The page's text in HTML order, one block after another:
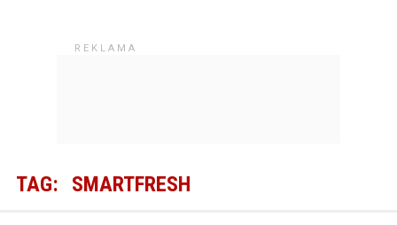
TAG: SMARTFRESH